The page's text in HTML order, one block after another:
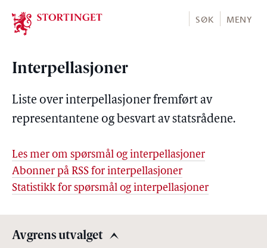
Stortinget.no
SØK MENY
Interpellasjoner
Liste over interpellasjoner fremført av
representantene og besvart av statsrådene.
Les mer om spørsmål og interpellasjoner
Abonner på RSS for interpellasjoner
Statistikk for spørsmål og interpellasjoner
Avgrens utvalget